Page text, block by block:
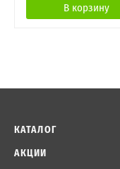
В корзину
КАТАЛОГ
АКЦИИ